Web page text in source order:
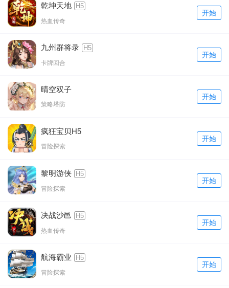
乾坤天地 H5
热血传奇
开始
九州群将录 H5
卡牌回合
开始
晴空双子
策略塔防
开始
疯狂宝贝H5
冒险探索
开始
黎明游侠 H5
冒险探索
开始
决战沙邑 H5
热血传奇
开始
航海霸业 H5
冒险探索
开始